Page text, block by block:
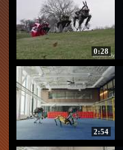
0:28
2:54